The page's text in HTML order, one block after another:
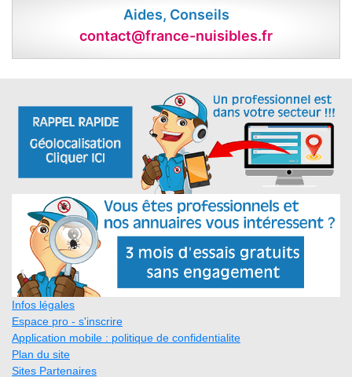
Aides, Conseils
contact@france-nuisibles.fr
Infos légales
Espace pro - s'inscrire
Application mobile : politique de confidentialite
Plan du site
Sites Partenaires